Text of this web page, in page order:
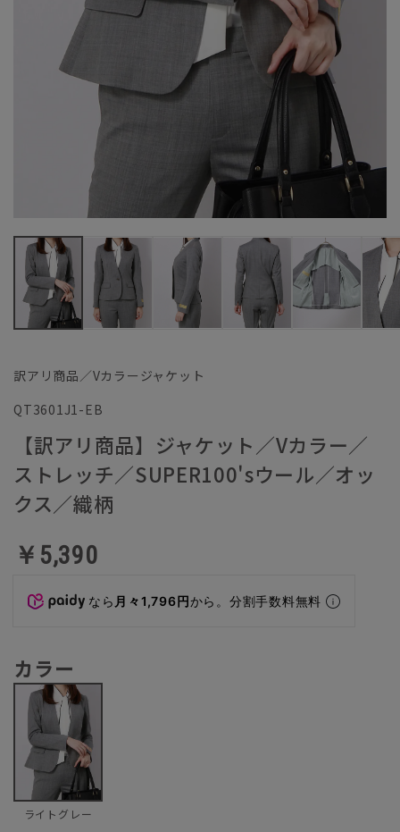
訳アリ商品／Vカラージャケット
QT3601J1-EB
【訳アリ商品】ジャケット／Vカラー／
ストレッチ／SUPER100'sウール／オッ
クス／織柄
￥5,390
なら 月々1,796円から。分割手数料無料
カラー
ライトグレー